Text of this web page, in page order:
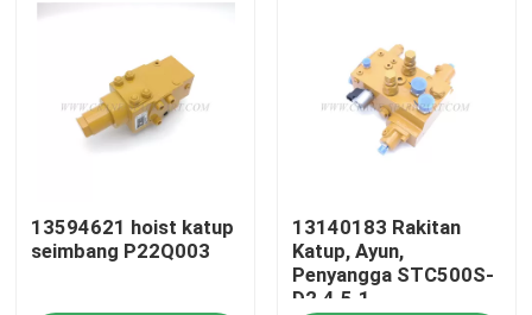
Kontrol kualitas
Berita
13594621 hoist katup
seimbang P22Q003
13140183 Rakitan
Katup, Ayun,
Penyangga STC500S-
D2.4.5.1